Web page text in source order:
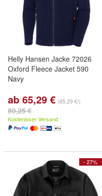
Helly Hansen Jacke 72026
Oxford Fleece Jacket 590
Navy
ab 65,29 € (65,29 €/)
89,25 €
Kostenloser Versand
- 27%